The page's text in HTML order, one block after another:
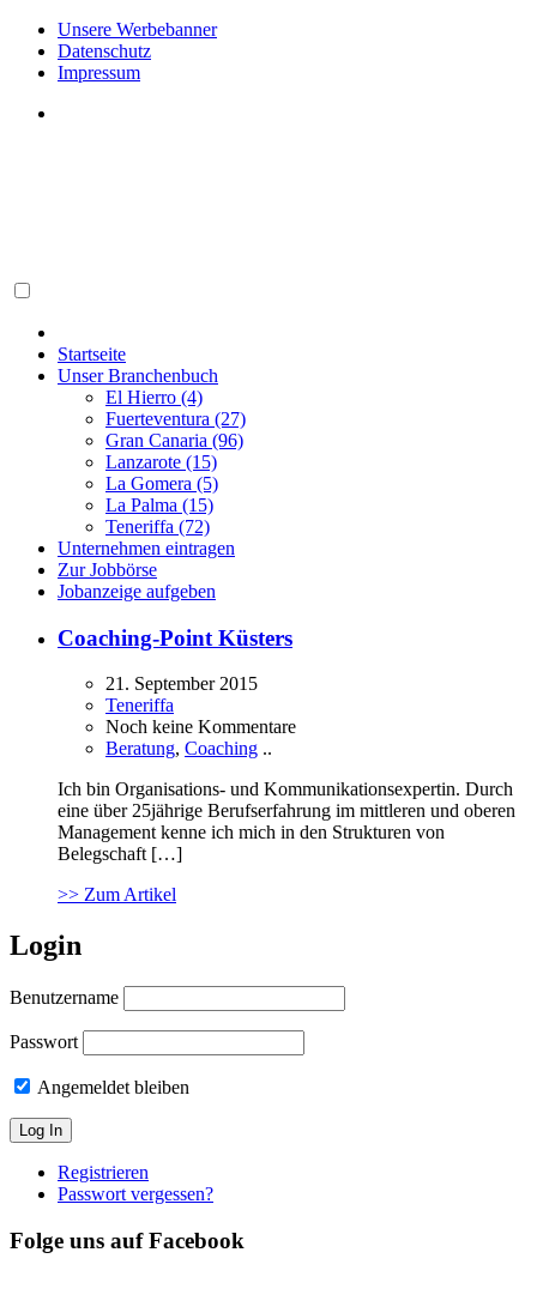
Unsere Werbebanner
Datenschutz
Impressum
Startseite
Unser Branchenbuch
El Hierro (4)
Fuerteventura (27)
Gran Canaria (96)
Lanzarote (15)
La Gomera (5)
La Palma (15)
Teneriffa (72)
Unternehmen eintragen
Zur Jobbörse
Jobanzeige aufgeben
Coaching-Point Küsters
21. September 2015
Teneriffa
Noch keine Kommentare
Beratung, Coaching ..
Ich bin Organisations- und Kommunikationsexpertin. Durch
eine über 25jährige Berufserfahrung im mittleren und oberen
Management kenne ich mich in den Strukturen von
Belegschaft […]
>> Zum Artikel
Login
Benutzername
Passwort
Angemeldet bleiben
Registrieren
Passwort vergessen?
Folge uns auf Facebook